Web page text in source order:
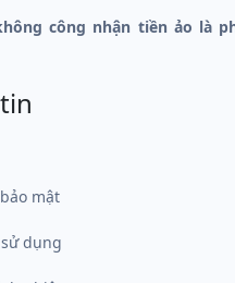
công nhận tiền ảo là
mật
dụng